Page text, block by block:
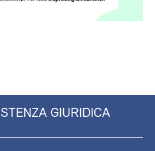
GIURIDICA